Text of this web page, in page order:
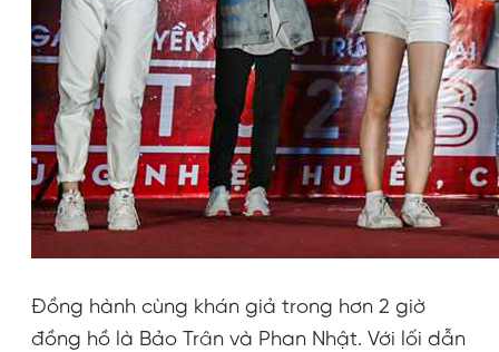
Đồng hành cùng khán giả trong hơn 2 giờ
đồng hồ là Bảo Trân và Phan Nhật. Với lối dẫn